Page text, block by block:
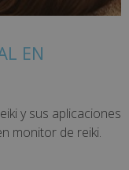
EN
y sus aplicaciones
monitor de reiki.